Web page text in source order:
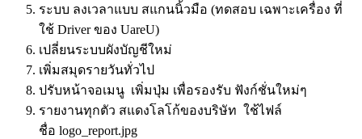
ระบบ ลงเวลาแบบ สแกนนิ้วมือ (ทดสอบ เฉพาะเครื่อง ที่
ใช้ Driver ของ UareU)
เปลี่ยนระบบผังบัญชีใหม่
เพิ่มสมุดรายวันทั่วไป
ปรับหน้าจอเมนู เพิ่มปุ่ม เพื่อรองรับ ฟังก์ชั่นใหม่ๆ
รายงานทุกตัว สแดงโลโก้ของบริษัท ใช้ไฟล์
ชื่อ logo_report.jpg